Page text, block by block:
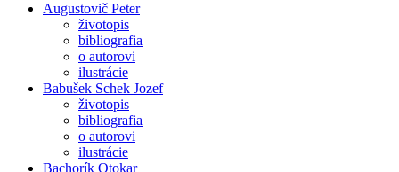
Augustovič Peter
životopis
bibliografia
o autorovi
ilustrácie
Babušek Schek Jozef
životopis
bibliografia
o autorovi
ilustrácie
Bachorík Otokar